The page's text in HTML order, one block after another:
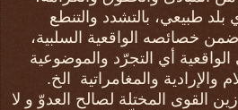
طبيعي، بالتشدد والتنطع
خصائصه الواقعية السلبية،
أي التجرّد والموضوعية
والإرادية والمغامراتية
الخ.
القوى المختلة لصالح العدوّ و لا